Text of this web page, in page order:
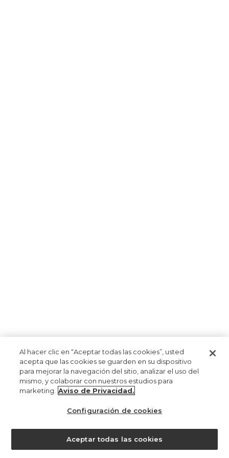
Al hacer clic en “Aceptar todas las cookies”, usted
acepta que las cookies se guarden en su dispositivo
para mejorar la navegación del sitio, analizar el uso del
mismo, y colaborar con nuestros estudios para
marketing. Aviso de Privacidad.
Configuración de cookies
Aceptar todas las cookies